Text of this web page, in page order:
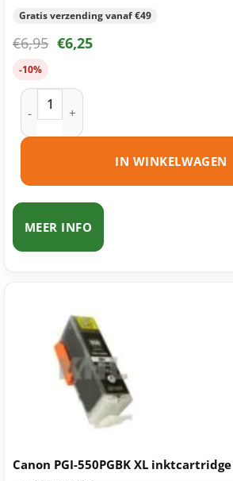
Gratis verzending vanaf €49
€6,95 €6,25
-10%
Canon CLI-551Y XL inktcartridge geel
IN WINKELWAGEN
MEER INFO
Canon PGI-550PGBK XL